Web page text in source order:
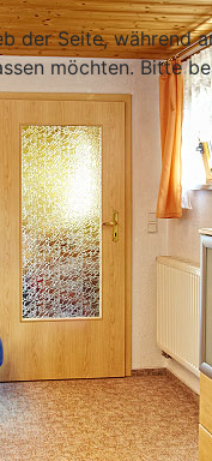
Seite, während
möchten. Bitte